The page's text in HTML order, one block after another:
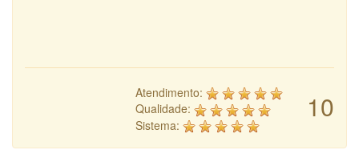
10
Atendimento:
Qualidade:
Sistema: